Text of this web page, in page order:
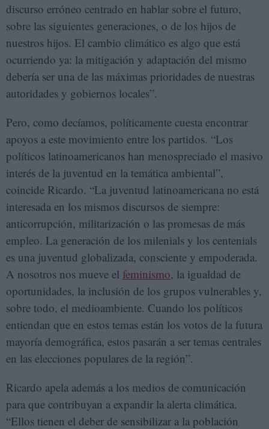
discurso erróneo centrado en hablar sobre el futuro,
sobre las siguientes generaciones, o de los hijos de
nuestros hijos. El cambio climático es algo que está
ocurriendo ya: la mitigación y adaptación del mismo
debería ser una de las máximas prioridades de nuestras
autoridades y gobiernos locales”.
Pero, como decíamos, políticamente cuesta encontrar
apoyos a este movimiento entre los partidos. “Los
políticos latinoamericanos han menospreciado el masivo
interés de la juventud en la temática ambiental”,
coincide Ricardo. “La juventud latinoamericana no está
interesada en los mismos discursos de siempre:
anticorrupción, militarización o las promesas de más
empleo. La generación de los milenials y los centenials
es una juventud globalizada, consciente y empoderada.
A nosotros nos mueve el feminismo, la igualdad de
oportunidades, la inclusión de los grupos vulnerables y,
sobre todo, el medioambiente. Cuando los políticos
entiendan que en estos temas están los votos de la futura
mayoría demográfica, estos pasarán a ser temas centrales
en las elecciones populares de la región”.
Ricardo apela además a los medios de comunicación
para que contribuyan a expandir la alerta climática.
“Ellos tienen el deber de sensibilizar a la población